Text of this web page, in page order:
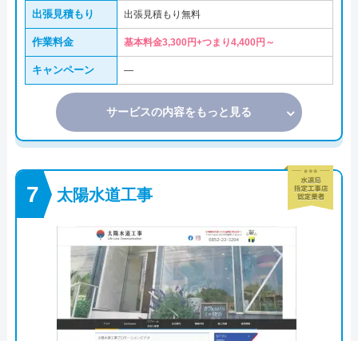
出張見積もり 出張見積もり無料
作業料金 基本料金3,300円+つまり4,400円～
キャンペーン ―
サービスの内容をもっと見る
太陽水道工事